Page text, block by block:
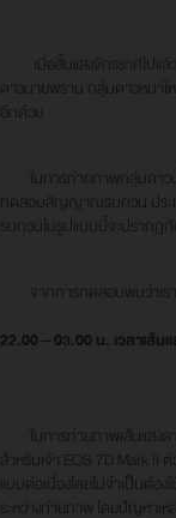
เมื่อสิ้นแสงจักรราศีไปแล้ว
ดาวนายพราน กลุ่มดาวหมาใ
อีกด้วย
ในการถ่ายภาพกลุ่มดาวนี้
ทดสอบสัญญาณรบกวน ประ
รบกวนในรูปแบบนี้จะปรากฏ
จากการทดสอบพบว่าเรา
22.00 – 03.00 น. เวลาเส้น
ในการถ่ายภาพเส้นแสงด
สำหรับเจ้า EOS 7D Mark
แบบต่อเนื่องโดยไม่จำเป็นต้
ระหว่างถ่ายภาพ โดยปัญหาเ